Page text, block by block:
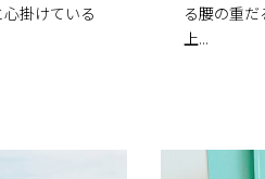
掛けている
る腰の重
上...